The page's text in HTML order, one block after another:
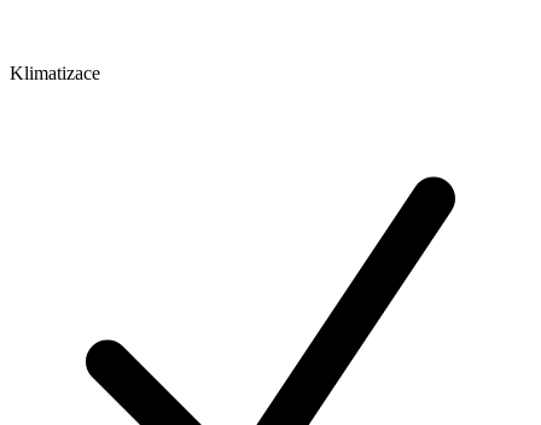
Klimatizace